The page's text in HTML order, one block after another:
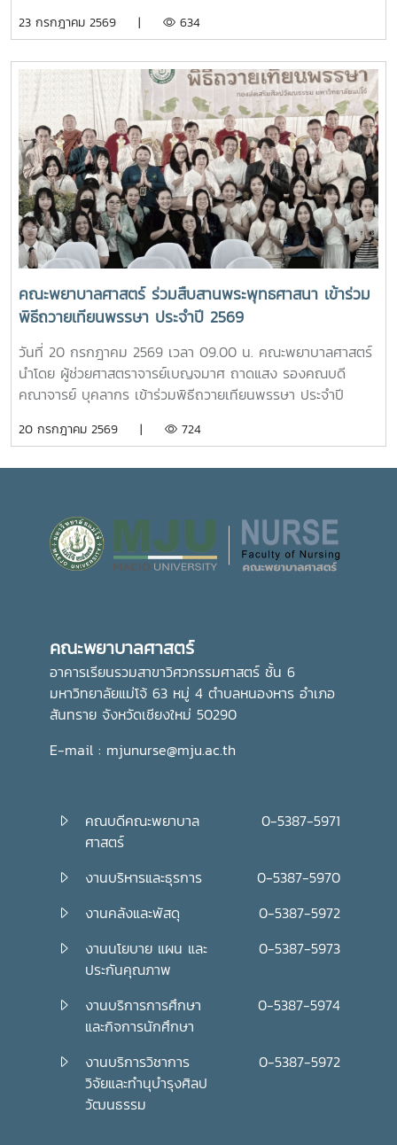
การอนุรักษ์ศิลปวัฒนธรรม และกิจกรรมส่งเสริมคุณลักษณะอัน
พงษ์พานิช และนายพงษ์พิพัฒน์ ราชจันทร์ ได้นำนักศึกษาเยี่ยม
ชมเส้นทางและสถานที่สำคัญภายในมหาวิทยาลัย อาทิ อนุสาวรีย์
คุณพระช่วงเกษตรศิลปการ เพื่อให้นักศึกษาได้เรียนรู้ประวัติและ
คุณูปการของปูชนียบุคคลผู้มีความสำคัญต่อมหาวิทยาลัย คุณค่า
ทางประวัติศาสตร์และจิตวิญญาณของสถาบันและช่วงบ่าย คณะ
นักศึกษาได้เข้าเยี่ยมชมสำนักฟาร์มมหาวิทยาลัย และสำนักวิจัย
และส่งเสริมวิชาการการเกษตร โดยมี นางสาววัชรินทร์ จันท
วรรณ ให้การต้อนรับ พร้อมบรรยายให้ความรู้เกี่ยวกับการผลิต
และการพัฒนาผลิตภัณฑ์กัญชงเพื่อสุขภาพ รวมทั้งนำเยี่ยมชม
แปลงกัญชง เพื่อเปิดมุมมองด้านงานวิจัยและนวัตกรรมทางการ
เกษตรของมหาวิทยาลัย จากนั้น นักศึกษาได้เดินทางไปศึกษา
แหล่งเรียนรู้อ่างเก็บน้ำห้วยโจ้ พร้อมนั่งรถเยี่ยมชมบริเวณรอบ
คณะและหน่วยงานที่ตั้งอยู่นอกพื้นที่หลักของมหาวิทยาลัย ได้แก่
คณะสัตวศาสตร์และเทคโนโลยี และวิทยาลัยพลังงาน เพื่อเรียนรู้
ศักยภาพและความหลากหลายของศาสตร์ที่มหาวิทยาลัยแม่โจ้เปิด
การเรียนการสอน กิจกรรมตามโครงการดังกล่าว นับว่าเป็นการ
ส่งเสริมการเรียนรู้นอกห้องเรียน สร้างเครือข่ายความร่วมมือ
ระหว่างหน่วยงาน พัฒนาทักษะการคิดวิเคราะห์ การแก้ไขปัญหา
ตลอดจนการปรับตัวในรั้วมหาวิทยาลัย อันเป็นรากฐานสำคัญใน
การก้าวสู่การเป็นวิชาชีพพยาบาลที่มีคุณธรรมและจริยธรรมต่อไป
ดร.เทพ พงษ์พานิช นายกสภามหาวิทยาลัยแม่โจ้ เป็นประธานใน
ศาสตร์ และนักศึกษา เข้าร่วมอย่างพร้อมเพรียงห้อง “ร่ม
อินทนิล” เกิดขึ้นจากความร่วมมือระหว่างมหาวิทยาลัยแม่โจ้และ
คณะพยาบาลศาสตร์ เพื่อเป็นศูนย์ให้บริการด้านการดูแลสุขภาพ
เบื้องต้น การให้คำปรึกษา แนะนำด้านสุขภาพกายและสุขภาพใจ
แก่นักศึกษา เพื่อให้นักศึกษาได้รับการดูแลอย่างทั่วถึง มีสุขภาวะ
ที่ดีทั้งด้านร่างกายและจิตใจ อันจะนำไปสู่การส่งเสริมคุณภาพ
ชีวิต ความปลอดภัย และสวัสดิภาพการใช้ชีวิตภายในมหาวิทยาลัย
โดยจะเปิดให้บริการทุกวัน ตั้งแต่เวลา 17.00-20.00 น.นอกจากนี้
ห้อง “ร่มอินทนิล” ยังเป็นพื้นที่แห่งการเรียนรู้และฝึกปฏิบัติ
วิชาชีพของนักศึกษาพยาบาล ภายใต้การกำกับดูแลของ
คณาจารย์และบุคลากรผู้เชี่ยวชาญ เพื่อให้นักศึกษาได้พัฒนา
ทักษะการดูแลผู้รับบริการจากสถานการณ์จริง ควบคู่ไปกับการ
สร้างประโยชน์แก่สังคมภายในมหาวิทยาลัยอย่างไรก็ตาม การเปิด
ให้บริการห้อง “ร่มอินทนิล” ในครั้งนี้ นับว่าเป็นก้าวสำคัญของ
มหาวิทยาลัย ในการพัฒนาระบบการดูแลสุขภาพของนักศึกษา
อย่างเป็นรูปธรรม สะท้อนถึงความมุ่งมั่นในการสร้างสภาพ
ดีของนักศึกษาอย่างรอบด้าน
23 กรกฎาคม 2569 | 634
คณะพยาบาลศาสตร์ ร่วมสืบสานพระพุทธศาสนา เข้าร่วม
พิธีถวายเทียนพรรษา ประจำปี 2569
วันที่ 20 กรกฎาคม 2569 เวลา 09.00 น. คณะพยาบาลศาสตร์
นำโดย ผู้ช่วยศาสตราจารย์เบญจมาศ ถาดแสง รองคณบดี
คณาจารย์ บุคลากร เข้าร่วมพิธีถวายเทียนพรรษา ประจำปี
ประธานในพิธี ณ อาคารแผ่พืชน์ มหาวิทยาลัยแม่โจ้ผู้เข้าร่วมพิธี
อีกทั้งยังเป็นการส่งเสริมการอนุรักษ์ศิลปวัฒนธรรมและปลูกฝัง
คุณธรรม จริยธรรม ตลอดจนสร้างความเป็นสิริมงคลแก่ชีวิต
คณะพยาบาลศาสตร์ มุ่งมั่น ส่งเสริมให้บุคลากรมีส่วนร่วมในการ
ต่อไปอย่างไรก็ตาม พิธีถวายเทียนพรรษาในครั้งนี้ จัดโดย กอง
ส่งเสริมศิลปวัฒนธรรม มหาวิทยาลัยแม่โจ้
20 กรกฎาคม 2569 | 724
คณะพยาบาลศาสตร์
อาคารเรียนรวมสาขาวิศวกรรมศาสตร์ ชั้น 6
มหาวิทยาลัยแม่โจ้ 63 หมู่ 4 ตำบลหนองหาร อำเภอ
สันทราย จังหวัดเชียงใหม่ 50290
E-mail : mjunurse@mju.ac.th
คณบดีคณะพยาบาล
ศาสตร์
0-5387-5971
งานบริหารและธุรการ
0-5387-5970
งานคลังและพัสดุ
0-5387-5972
งานนโยบาย แผน และ
ประกันคุณภาพ
0-5387-5973
งานบริการการศึกษา
และกิจการนักศึกษา
0-5387-5974
งานบริการวิชาการ
วิจัยและทำนุบำรุงศิลป
วัฒนธรรม
0-5387-5972